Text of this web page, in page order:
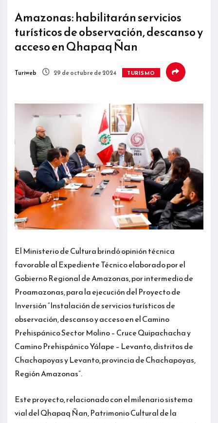
Amazonas: habilitarán servicios
turísticos de observación, descanso y
acceso en Qhapaq Ñan
Turiweb 29 de octubre de 2024 TURISMO
El Ministerio de Cultura brindó opinión técnica
favorable al Expediente Técnico elaborado por el
Gobierno Regional de Amazonas, por intermedio de
Proamazonas, para la ejecución del Proyecto de
Inversión “Instalación de servicios turísticos de
observación, descanso y acceso en el Camino
Prehispánico Sector Molino – Cruce Quipachacha y
Camino Prehispánico Yálape – Levanto, distritos de
Chachapoyas y Levanto, provincia de Chachapoyas,
Región Amazonas”.
Este proyecto, relacionado con el milenario sistema
vial del Qhapaq Ñan, Patrimonio Cultural de la